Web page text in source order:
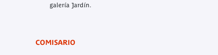
galería Jardín.
COMISARIO